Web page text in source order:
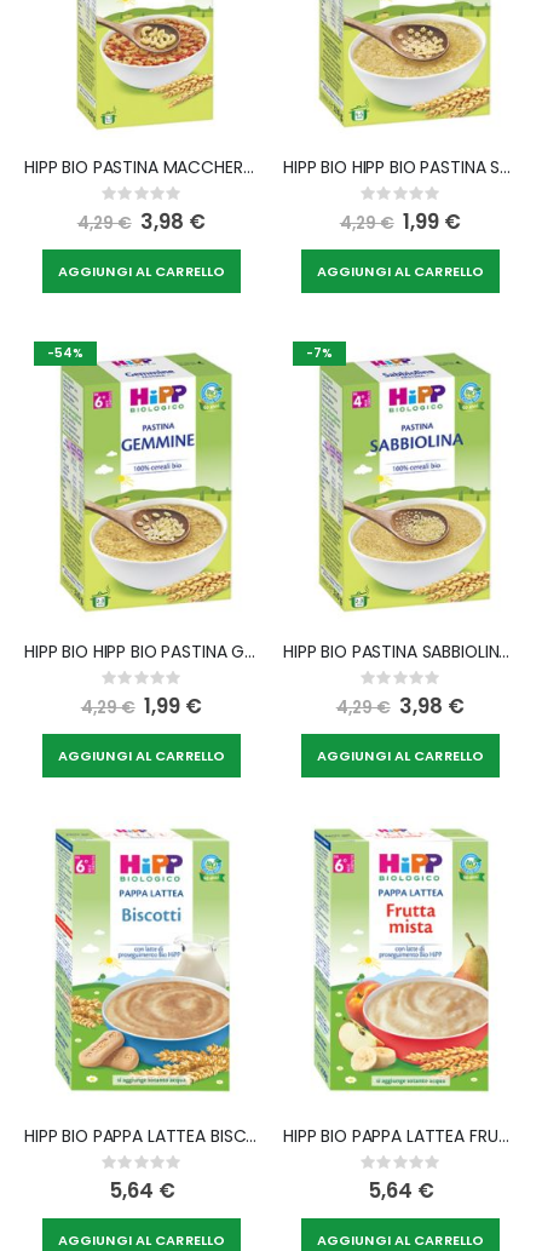
HIPP BIO PASTINA MACCHERONCINI 320 G
Rating:
0%
4,29 € Special
Price
3,98 €
AGGIUNGI AL CARRELLO
HIPP BIO HIPP BIO PASTINA STELLINE 320 G
Rating:
0%
4,29 € Special
Price
1,99 €
AGGIUNGI AL CARRELLO
-54%
HIPP BIO HIPP BIO PASTINA GEMMINE 320 G
Rating:
0%
4,29 € Special
Price
1,99 €
AGGIUNGI AL CARRELLO
-7%
HIPP BIO PASTINA SABBIOLINA 320 G
Rating:
0%
4,29 € Special
Price
3,98 €
AGGIUNGI AL CARRELLO
HIPP BIO PAPPA LATTEA BISCOTTI 250 G
Rating:
0%
5,64 €
AGGIUNGI AL CARRELLO
HIPP BIO PAPPA LATTEA FRUTTA MISTA 250 G
Rating:
0%
5,64 €
AGGIUNGI AL CARRELLO